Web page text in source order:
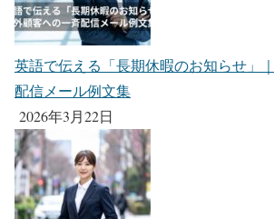
英語で伝える「長期休暇のお知らせ」
配信メール例文集
2026年3月22日